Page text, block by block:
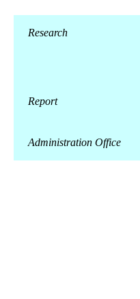
Research
Report
Administration Office